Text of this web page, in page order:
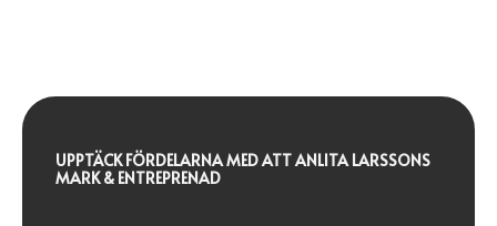
UPPTÄCK FÖRDELARNA MED ATT ANLITA LARSSONS
MARK & ENTREPRENAD